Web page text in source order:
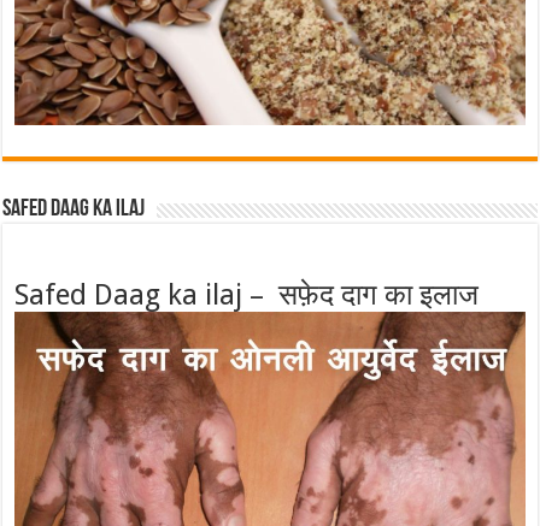
Safed Daag ka ilaj
Safed Daag ka ilaj – सफ़ेद दाग का इलाज